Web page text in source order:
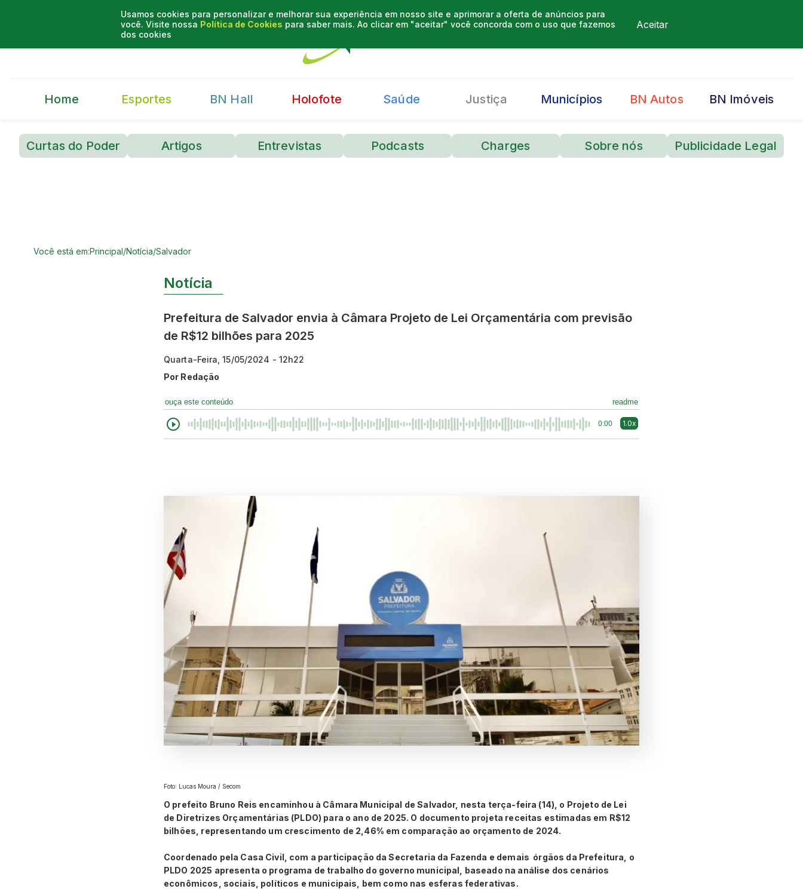
Usamos cookies para personalizar e melhorar sua experiência em nosso site e aprimorar a oferta de anúncios para
você. Visite nossa Política de Cookies para saber mais. Ao clicar em "aceitar" você concorda com o uso que fazemos
dos cookies
Aceitar
Home Esportes BN Hall Holofote Saúde Justiça Municípios BN Autos BN Imóveis
Curtas do Poder Artigos Entrevistas Podcasts Charges Sobre nós Publicidade Legal
Você está em:Principal/Notícia/Salvador
Notícia
Prefeitura de Salvador envia à Câmara Projeto de Lei Orçamentária com previsão
de R$12 bilhões para 2025
Quarta-Feira, 15/05/2024 - 12h22
Por Redação
ouça este conteúdo readme
0:00 1.0x
Foto: Lucas Moura / Secom
O prefeito Bruno Reis encaminhou à Câmara Municipal de Salvador, nesta terça-feira (14), o Projeto de Lei
de Diretrizes Orçamentárias (PLDO) para o ano de 2025. O documento projeta receitas estimadas em R$12
bilhões, representando um crescimento de 2,46% em comparação ao orçamento de 2024.
Coordenado pela Casa Civil, com a participação da Secretaria da Fazenda e demais órgãos da Prefeitura, o
PLDO 2025 apresenta o programa de trabalho do governo municipal, baseado na análise dos cenários
econômicos, sociais, políticos e municipais, bem como nas esferas federativas.